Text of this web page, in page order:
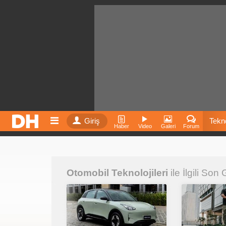
Giriş
Haber Video Galeri Forum
Otomobil Teknolojileri ile İlgili Son